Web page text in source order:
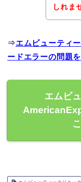
しれま
⇒エムビューティ
ードエラーの問題
エムビ